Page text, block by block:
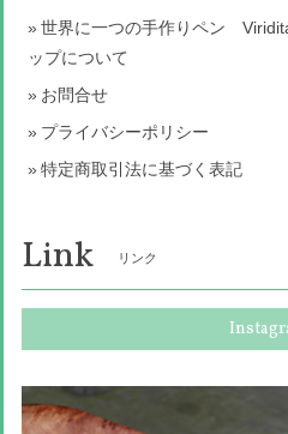
世界に一つの手作りペン
ップについて
お問合せ
プライバシーポリシー
特定商取引法に基づく表記
Link リンク